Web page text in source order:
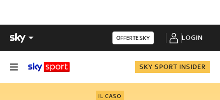
OFFERTE SKY LOGIN
SKY SPORT INSIDER
IL CASO